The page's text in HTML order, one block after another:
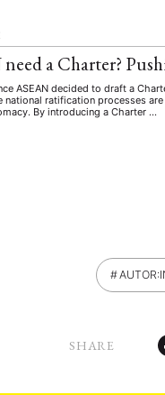
a Charter?
ASEAN decided to draft a
national ratification processes
By introducing a Charter …
SHARE